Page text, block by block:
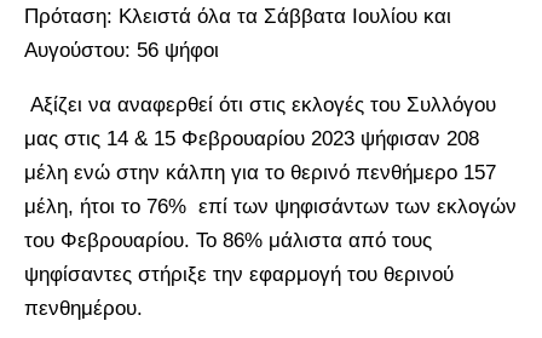
Πρόταση: Κλειστά όλα τα Σάββατα Ιουλίου και
Αυγούστου: 56 ψήφοι
Αξίζει να αναφερθεί ότι στις εκλογές του Συλλόγου
μας στις 14 & 15 Φεβρουαρίου 2023 ψήφισαν 208
μέλη ενώ στην κάλπη για το θερινό πενθήμερο 157
μέλη, ήτοι το 76% επί των ψηφισάντων των εκλογών
του Φεβρουαρίου. Το 86% μάλιστα από τους
ψηφίσαντες στήριξε την εφαρμογή του θερινού
πενθημέρου.